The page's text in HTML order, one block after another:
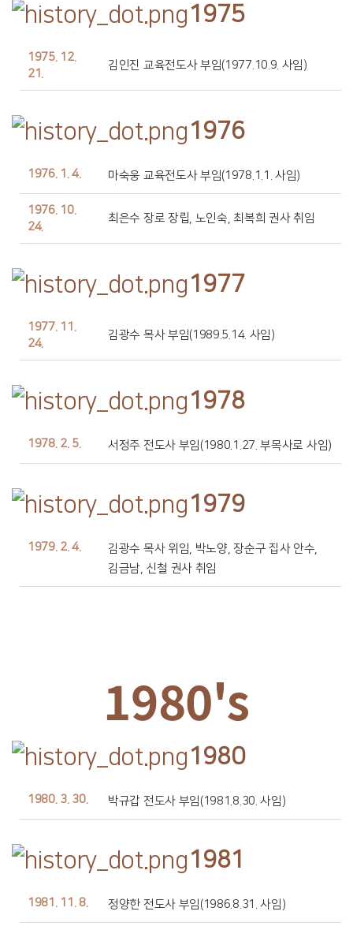
1975
1975. 12.
21.
김인진 교육전도사 부임(1977.10.9. 사임)
1976
1976. 1. 4. 마숙웅 교육전도사 부임(1978.1.1. 사임)
1976. 10.
24.
최은수 장로 장립, 노인숙, 최복희 권사 취임
1977
1977. 11.
24.
김광수 목사 부임(1989.5.14. 사임)
1978
1978. 2. 5. 서정주 전도사 부임(1980.1.27. 부목사로 사임)
1979
1979. 2. 4.
김광수 목사 위임, 박노양, 장순구 집사 안수,
김금남, 신철 권사 취임
1980's
1980
1980. 3. 30. 박규갑 전도사 부임(1981.8.30. 사임)
1981
1981. 11. 8. 정양한 전도사 부임(1986.8.31. 사임)